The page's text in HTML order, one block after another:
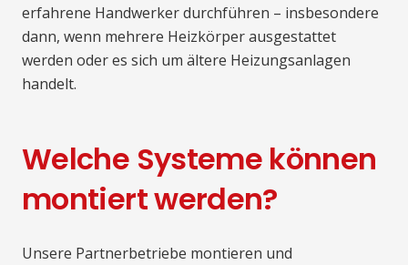
erfahrene Handwerker durchführen – insbesondere
dann, wenn mehrere Heizkörper ausgestattet
werden oder es sich um ältere Heizungsanlagen
handelt.
Welche Systeme können
montiert werden?
Unsere Partnerbetriebe montieren und